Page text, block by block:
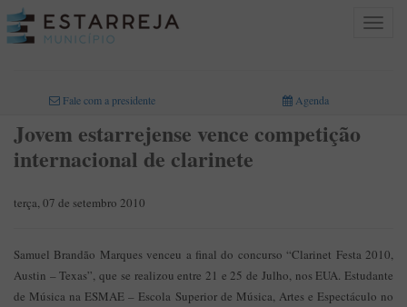
Toggle
Fale com a presidente Agenda
Jovem estarrejense vence competição
internacional de clarinete
terça, 07 de setembro 2010
Samuel Brandão Marques venceu a final do concurso “Clarinet Festa 2010,
Austin – Texas”, que se realizou entre 21 e 25 de Julho, nos EUA. Estudante
de Música na ESMAE – Escola Superior de Música, Artes e Espectáculo no